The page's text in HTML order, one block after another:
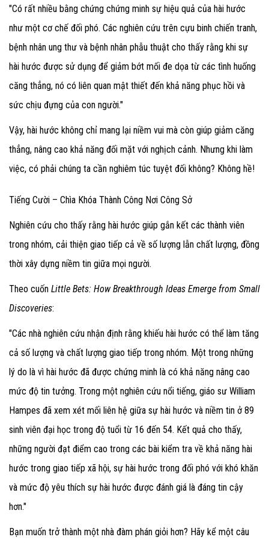
"Có rất nhiều bằng chứng chứng minh sự hiệu quả của hài hước
như một cơ chế đối phó. Các nghiên cứu trên cựu binh chiến tranh,
bệnh nhân ung thư và bệnh nhân phẫu thuật cho thấy rằng khi sự
hài hước được sử dụng để giảm bớt mối đe dọa từ các tình huống
căng thẳng, nó có liên quan mật thiết đến khả năng phục hồi và
sức chịu đựng của con người."
Vậy, hài hước không chỉ mang lại niềm vui mà còn giúp giảm căng
thẳng, nâng cao khả năng đối mặt với nghịch cảnh. Nhưng khi làm
việc, có phải chúng ta cần nghiêm túc tuyệt đối không? Không hề!
Tiếng Cười – Chìa Khóa Thành Công Nơi Công Sở
Nghiên cứu cho thấy rằng hài hước giúp gắn kết các thành viên
trong nhóm, cải thiện giao tiếp cả về số lượng lẫn chất lượng, đồng
thời xây dựng niềm tin giữa mọi người.
Theo cuốn Little Bets: How Breakthrough Ideas Emerge from Small
Discoveries:
"Các nhà nghiên cứu nhận định rằng khiếu hài hước có thể làm tăng
cả số lượng và chất lượng giao tiếp trong nhóm. Một trong những
lý do là vì hài hước đã được chứng minh là có khả năng nâng cao
mức độ tin tưởng. Trong một nghiên cứu nổi tiếng, giáo sư William
Hampes đã xem xét mối liên hệ giữa sự hài hước và niềm tin ở 89
sinh viên đại học trong độ tuổi từ 16 đến 54. Kết quả cho thấy,
những người đạt điểm cao trong các bài kiểm tra về khả năng hài
hước trong giao tiếp xã hội, sự hài hước trong đối phó với khó khăn
và mức độ yêu thích sự hài hước được đánh giá là đáng tin cậy
hơn."
Bạn muốn trở thành một nhà đàm phán giỏi hơn? Hãy kể một câu